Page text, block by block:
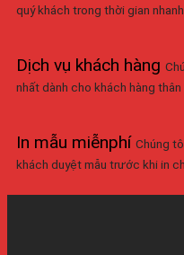
quý khách trong thời gian
Dịch vụ khách hàng
nhất dành cho khách hàng thân
In mẫu miễnphí Chúng
khách duyệt mẫu trước khi in